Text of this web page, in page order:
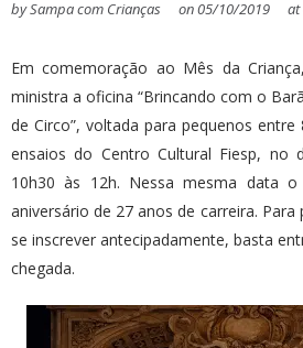
bySampa com Crianças on05/10/2019 at
Em comemoração ao Mês da
ministra a oficina “Brincando com o
de Circo”, voltada para pequenos
ensaios do Centro Cultural Fiesp, no
10h30 às 12h. Nessa mesma data
aniversário de 27 anos de carreira.
se inscrever antecipadamente, basta
chegada.